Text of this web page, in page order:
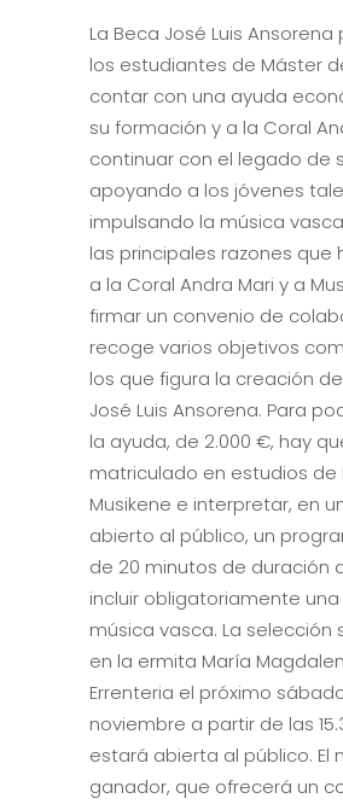
La Beca José Luis
los estudiantes de Máster
contar con una ayuda
su formación y a la Coral
continuar con el legado de
apoyando a los jóvenes
impulsando la música
las principales razones que
a la Coral Andra Mari y a
firmar un convenio de
recoge varios objetivos
los que figura la creación
José Luis Ansorena. Para
la ayuda, de 2.000 €, hay
matriculado en estudios de
Musikene e interpretar, en
abierto al público, un
de 20 minutos de duración
incluir obligatoriamente
música vasca. La selección
en la ermita María
Errenteria el próximo
noviembre a partir de las
estará abierta al público. El
ganador, que ofrecerá un